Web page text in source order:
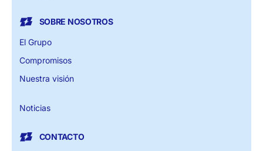
SOBRE NOSOTROS
El Grupo
Compromisos
Nuestra visión
Noticias
CONTACTO